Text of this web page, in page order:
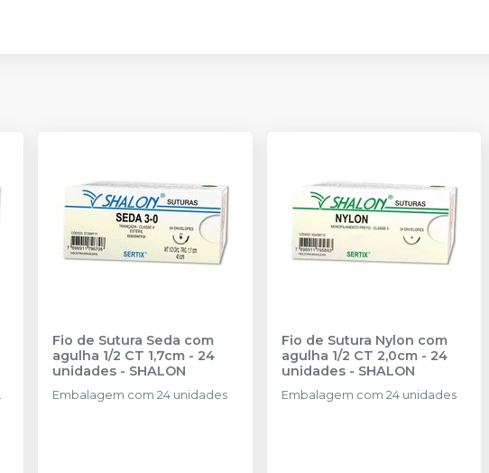
Fio de Sutura Seda com
agulha 1/2 CT 1,7cm - 24
unidades - SHALON
Embalagem com 24 unidades
Fio de Sutura Nylon com
agulha 1/2 CT 2,0cm - 24
unidades- SHALON
Embalagem com 24 unidades